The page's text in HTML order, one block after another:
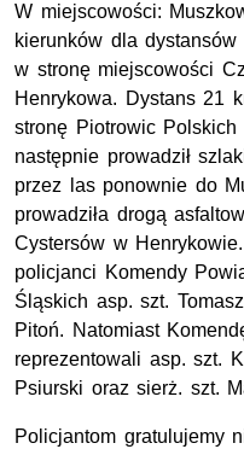
W miejscowości:
kierunków dla
w stronę miejscowości
Henrykowa. Dystans 21
stronę Piotrowic
następnie prowadził
przez las ponownie do
prowadziła drogą
Cystersów w
policjanci Komendy
Śląskich asp. szt.
Pitoń. Natomiast
reprezentowali asp. szt.
Psiurski orazsierż. szt.
Policjantom gratulujemy